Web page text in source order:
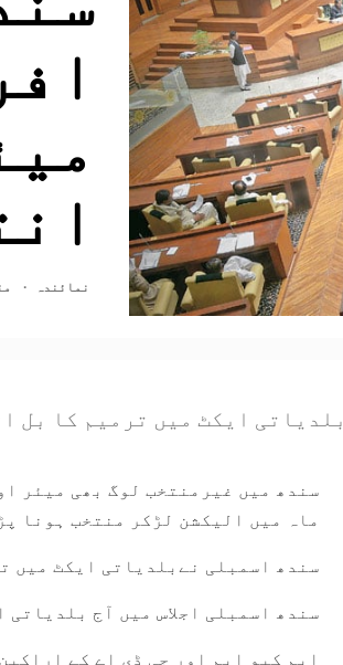
نمائندہ مئی
ایکٹ میں ترمیم کا بل
سندھ میں غیرمنتخب لوگ بھی میئر
ماہ میں الیکشن لڑکر منتخب ہونا
سندھ اسمبلی نےبلدیاتی ایکٹ میں
سندھ اسمبلی اجلاس میں آج
ایم کیو ایم اور جی ڈی اے کے